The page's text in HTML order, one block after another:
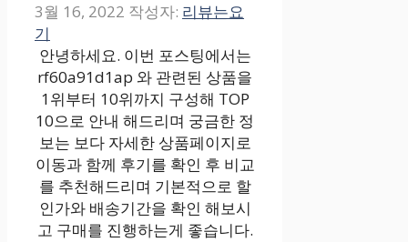
3월 16, 2022 작성자: 리뷰는요
기
안녕하세요. 이번 포스팅에서는
rf60a91d1ap 와 관련된 상품을
1위부터 10위까지 구성해 TOP
10으로 안내 해드리며 궁금한 정
보는 보다 자세한 상품페이지로
이동과 함께 후기를 확인 후 비교
를 추천해드리며 기본적으로 할
인가와 배송기간을 확인 해보시
고 구매를 진행하는게 좋습니다.